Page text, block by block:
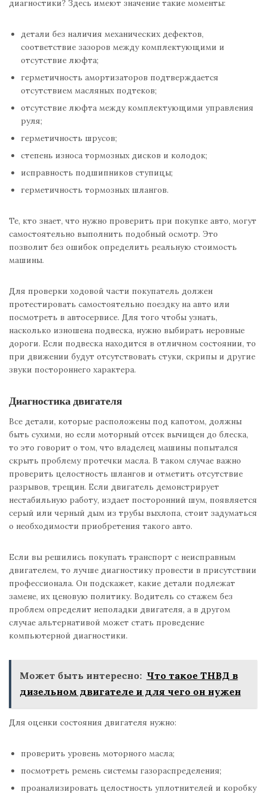
диагностики? Здесь имеют значение такие моменты:
детали без наличия механических дефектов,
соответствие зазоров между комплектующими и
отсутствие люфта;
герметичность амортизаторов подтверждается
отсутствием масляных подтеков;
отсутствие люфта между комплектующими управления
руля;
герметичность шрусов;
степень износа тормозных дисков и колодок;
исправность подшипников ступицы;
герметичность тормозных шлангов.
Те, кто знает, что нужно проверить при покупке авто, могут
самостоятельно выполнить подобный осмотр. Это
позволит без ошибок определить реальную стоимость
машины.
Для проверки ходовой части покупатель должен
протестировать самостоятельно поездку на авто или
посмотреть в автосервисе. Для того чтобы узнать,
насколько изношена подвеска, нужно выбирать неровные
дороги. Если подвеска находится в отличном состоянии, то
при движении будут отсутствовать стуки, скрипы и другие
звуки постороннего характера.
Диагностика двигателя
Все детали, которые расположены под капотом, должны
быть сухими, но если моторный отсек вычищен до блеска,
то это говорит о том, что владелец машины попытался
скрыть проблему протечки масла. В таком случае важно
проверить целостность шлангов и отметить отсутствие
разрывов, трещин. Если двигатель демонстрирует
нестабильную работу, издает посторонний шум, появляется
серый или черный дым из трубы выхлопа, стоит задуматься
о необходимости приобретения такого авто.
Если вы решились покупать транспорт с неисправным
двигателем, то лучше диагностику провести в присутствии
профессионала. Он подскажет, какие детали подлежат
замене, их ценовую политику. Водитель со стажем без
проблем определит неполадки двигателя, а в другом
случае альтернативой может стать проведение
компьютерной диагностики.
Может быть интересно: Что такое ТНВД в
дизельном двигателе и для чего он нужен
Для оценки состояния двигателя нужно:
проверить уровень моторного масла;
посмотреть ремень системы газораспределения;
проанализировать целостность уплотнителей и коробку